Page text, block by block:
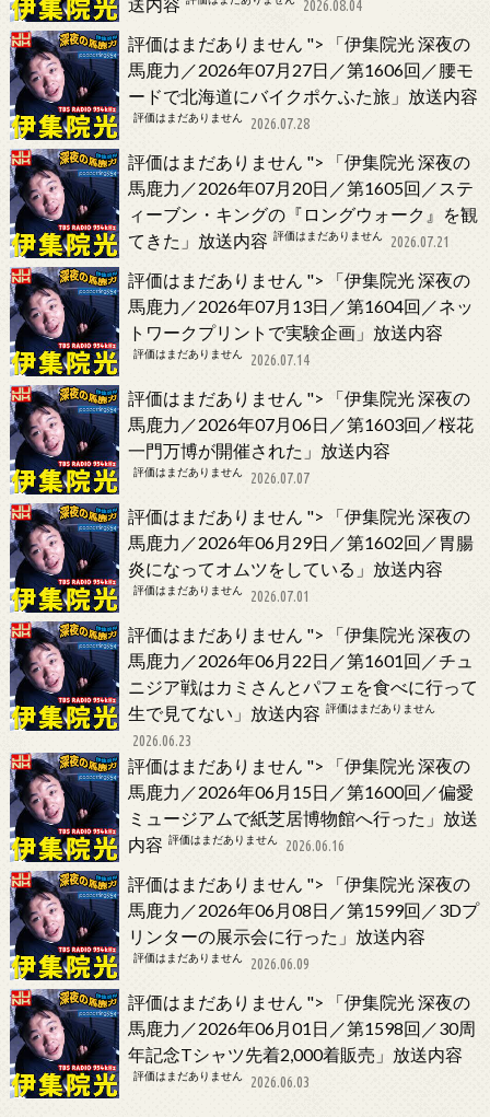
2026.08.04
評価はまだありません ">
「伊集院光 深夜の
馬鹿力／2026年07月27日／第1606回／腰モ
ードで北海道にバイクポケふた旅」放送内容
評価はまだありません 2026.07.28
評価はまだありません ">
「伊集院光 深夜の
馬鹿力／2026年07月20日／第1605回／ステ
ィーブン・キングの『ロングウォーク』を観
てきた」放送内容 評価はまだありません 2026.07.21
評価はまだありません ">
「伊集院光 深夜の
馬鹿力／2026年07月13日／第1604回／ネッ
トワークプリントで実験企画」放送内容
評価はまだありません 2026.07.14
評価はまだありません ">
「伊集院光 深夜の
馬鹿力／2026年07月06日／第1603回／桜花
一門万博が開催された」放送内容
評価はまだありません 2026.07.07
評価はまだありません ">
「伊集院光 深夜の
馬鹿力／2026年06月29日／第1602回／胃腸
炎になってオムツをしている」放送内容
評価はまだありません 2026.07.01
評価はまだありません ">
「伊集院光 深夜の
馬鹿力／2026年06月22日／第1601回／チュ
ニジア戦はカミさんとパフェを食べに行って
生で見てない」放送内容 評価はまだありません
2026.06.23
評価はまだありません ">
「伊集院光 深夜の
馬鹿力／2026年06月15日／第1600回／偏愛
ミュージアムで紙芝居博物館へ行った」放送
内容 評価はまだありません 2026.06.16
評価はまだありません ">
「伊集院光 深夜の
馬鹿力／2026年06月08日／第1599回／3Dプ
リンターの展示会に行った」放送内容
評価はまだありません 2026.06.09
評価はまだありません ">
「伊集院光 深夜の
馬鹿力／2026年06月01日／第1598回／30周
年記念Tシャツ先着2,000着販売」放送内容
評価はまだありません 2026.06.03